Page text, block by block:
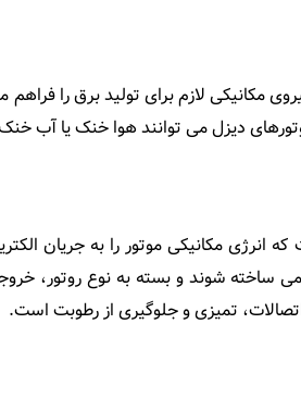
مکانیکی لازم برای تولید برق را
دیزل می ‌توانند هوا خنک یا آب
است که انرژی مکانیکی موتور را به
ساخته شوند و بسته به نوع روتور،
تمیزی و جلوگیری از رطوبت است.